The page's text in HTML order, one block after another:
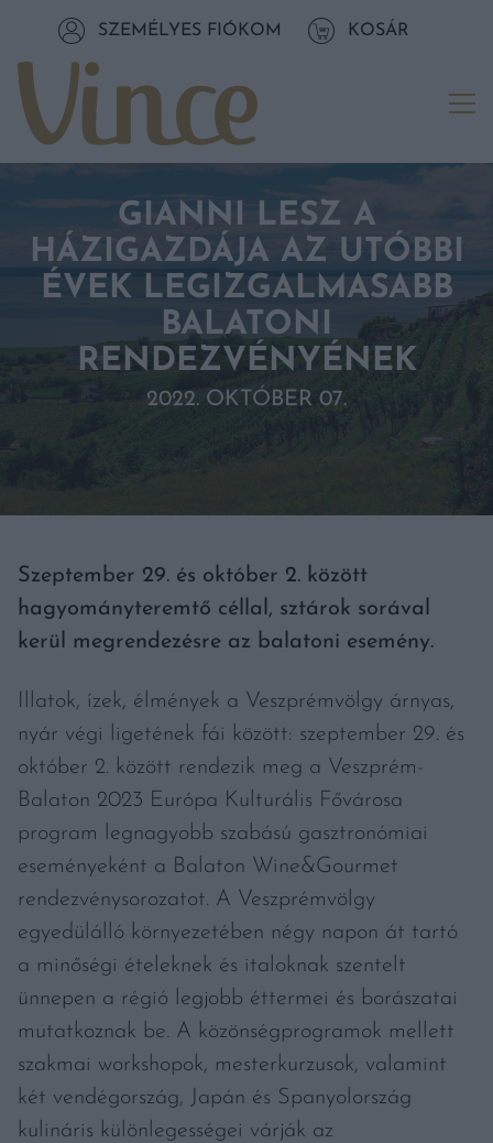
Tovább a tartalomhozSZEMÉLYES FIÓKOM KOSÁR
GIANNI LESZ A
HÁZIGAZDÁJA AZ UTÓBBI
ÉVEK LEGIZGALMASABB
BALATONI
RENDEZVÉNYÉNEK
2022. OKTÓBER 07.
Szeptember 29. és október 2. között
hagyományteremtő céllal, sztárok sorával
kerül megrendezésre az balatoni esemény.
Illatok, ízek, élmények a Veszprémvölgy árnyas,
nyár végi ligetének fái között: szeptember 29. és
október 2. között rendezik meg a Veszprém-
Balaton 2023 Európa Kulturális Fővárosa
program legnagyobb szabású gasztronómiai
eseményeként a Balaton Wine&Gourmet
rendezvénysorozatot. A Veszprémvölgy
egyedülálló környezetében négy napon át tartó
a minőségi ételeknek és italoknak szentelt
ünnepen a régió legjobb éttermei és borászatai
mutatkoznak be. A közönségprogramok mellett
szakmai workshopok, mesterkurzusok, valamint
két vendégország, Japán és Spanyolország
kulináris különlegességei várják az